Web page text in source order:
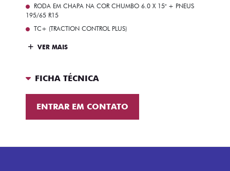
RODA EM CHAPA NA COR CHUMBO 6.0 X 15" + PNEUS
195/65 R15
TC+ (TRACTION CONTROL PLUS)
VER MAIS
FICHA TÉCNICA
ENTRAR EM CONTATO